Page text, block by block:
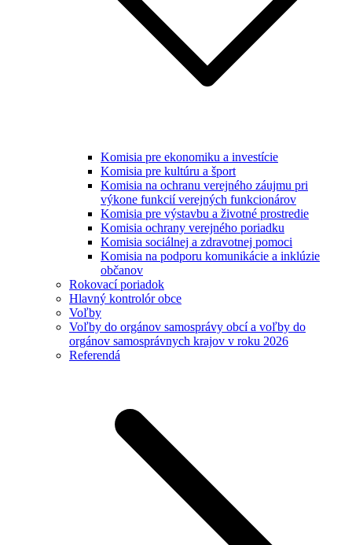
Komisia pre ekonomiku a investície
Komisia pre kultúru a šport
Komisia na ochranu verejného záujmu pri
výkone funkcií verejných funkcionárov
Komisia pre výstavbu a životné prostredie
Komisia ochrany verejného poriadku
Komisia sociálnej a zdravotnej pomoci
Komisia na podporu komunikácie a inklúzie
občanov
Rokovací poriadok
Hlavný kontrolór obce
Voľby
Voľby do orgánov samosprávy obcí a voľby do
orgánov samosprávnych krajov v roku 2026
Referendá